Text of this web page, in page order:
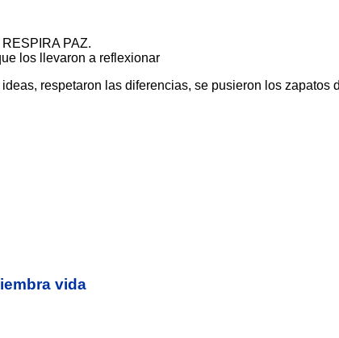
PAZ.
los llevaron a reflexionar
respetaron las diferencias, se pusieron los zapatos
vida